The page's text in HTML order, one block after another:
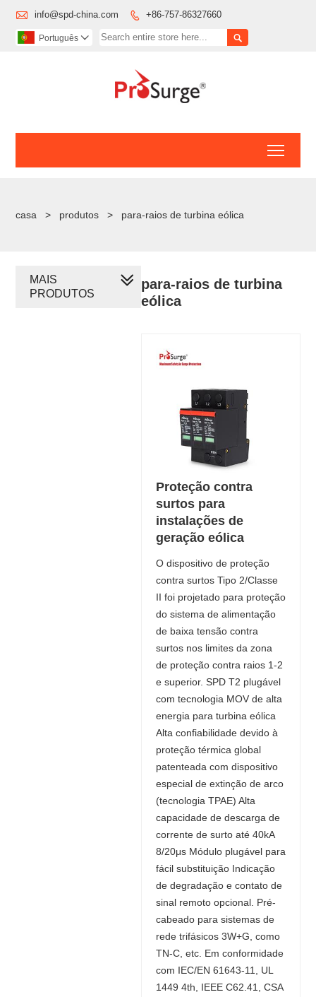
 info@spd-china.com  +86-757-86327660

Português 
casa > produtos > para-raios de turbina eólica
para-raios de turbina
eólica
Proteção contra
surtos para
instalações de
geração eólica
O dispositivo de proteção
contra surtos Tipo 2/Classe
II foi projetado para proteção
do sistema de alimentação
de baixa tensão contra
surtos nos limites da zona
de proteção contra raios 1-2
e superior. SPD T2 plugável
com tecnologia MOV de alta
energia para turbina eólica
Alta confiabilidade devido à
proteção térmica global
patenteada com dispositivo
especial de extinção de arco
(tecnologia TPAE) Alta
capacidade de descarga de
corrente de surto até 40kA
8/20μs Módulo plugável para
fácil substituição Indicação
de degradação e contato de
sinal remoto opcional. Pré-
cabeado para sistemas de
rede trifásicos 3W+G, como
TN-C, etc. Em conformidade
com IEC/EN 61643-11, UL
1449 4th, IEEE C62.41, CSA
MAIS
PRODUTOS